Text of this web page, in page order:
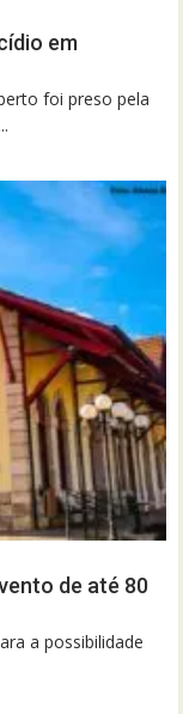
em
foi preso pela
de até 80
a possibilidade